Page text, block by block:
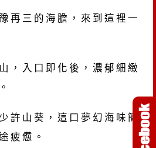
再三的海膽，來到這裡一
，入口即化後，濃郁細緻
許山葵，這口夢幻海味簡
疲憊。